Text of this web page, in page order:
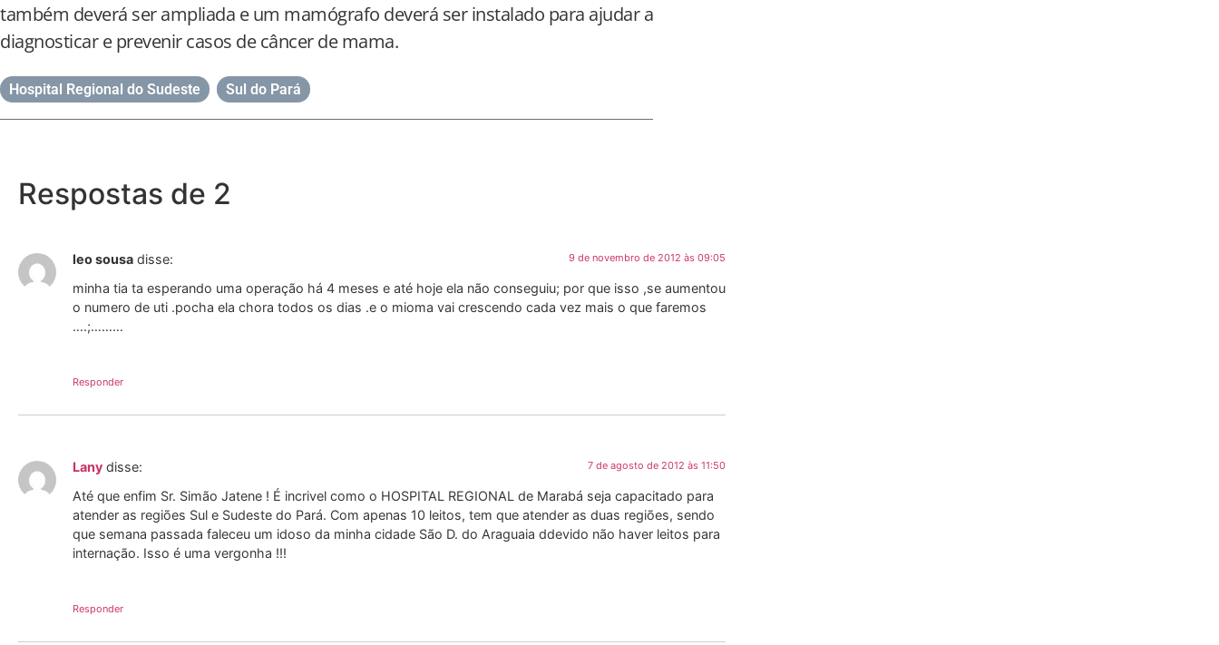
também deverá ser ampliada e um mamógrafo deverá ser instalado para ajudar a
diagnosticar e prevenir casos de câncer de mama.
Hospital Regional do Sudeste Sul do Pará
Respostas de 2
leo sousa disse: 9 de novembro de 2012 às 09:05
minha tia ta esperando uma operação há 4 meses e até hoje ela não conseguiu; por que isso ,se aumentou
o numero de uti .pocha ela chora todos os dias .e o mioma vai crescendo cada vez mais o que faremos
….;………
Responder
Lany disse: 7 de agosto de 2012 às 11:50
Até que enfim Sr. Simão Jatene ! É incrivel como o HOSPITAL REGIONAL de Marabá seja capacitado para
atender as regiões Sul e Sudeste do Pará. Com apenas 10 leitos, tem que atender as duas regiões, sendo
que semana passada faleceu um idoso da minha cidade São D. do Araguaia ddevido não haver leitos para
internação. Isso é uma vergonha !!!
Responder